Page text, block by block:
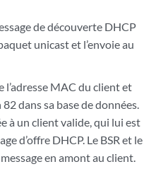
de découverte DHCP
unicast et l’envoie au
l’adresse MAC du client et
dans sa base de données.
à un client valide, qui lui est
d’offre DHCP. Le BSR et le
en amont au client.